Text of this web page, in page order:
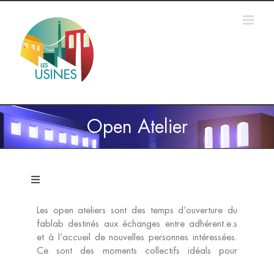
contenu
Open Atelier
Navigation
bascule
Accueil
Formations
Les open ateliers sont des temps d’ouverture du
fablab destinés aux échanges entre adhérent.e.s
et à l’accueil de nouvelles personnes intéressées.
Ce sont des moments collectifs idéals pour